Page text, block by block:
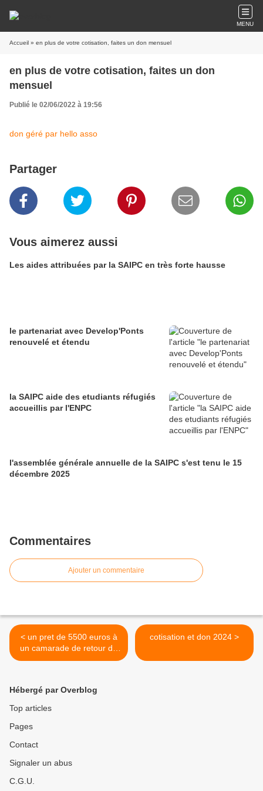
MENU
Accueil » en plus de votre cotisation, faites un don mensuel
en plus de votre cotisation, faites un don
mensuel
Publié le 02/06/2022 à 19:56
don géré par hello asso
Partager
Vous aimerez aussi
Les aides attribuées par la SAIPC en très forte hausse
le partenariat avec Develop'Ponts
renouvelé et étendu
la SAIPC aide des etudiants réfugiés
accueillis par l'ENPC
l'assemblée générale annuelle de la SAIPC s'est tenu le 15
décembre 2025
Commentaires
Ajouter un commentaire
< un pret de 5500 euros à
un camarade de retour de
mission humanitaire
cotisation et don 2024 >
Hébergé par Overblog
Top articles
Pages
Contact
Signaler un abus
C.G.U.